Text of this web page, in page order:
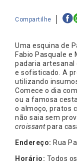
Compartilhe
Uma esquina de
Fabio Pasquale e
padaria
e sofisticado. A
utilizando
Comece o dia
ou a famosa
o almoço, pratos
não saia sem
croissantpara
Endereço: Rua
Horário: Todos